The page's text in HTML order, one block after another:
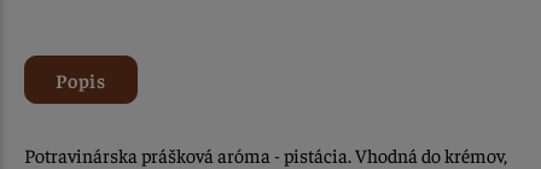
Popis
Potravinárska prášková aróma - pistácia. Vhodná do krémov,